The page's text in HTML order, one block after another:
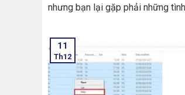
nhưng bạn lại gặp phải những tình
làm cho bạn chưa thể kịp lưu file.
dưới đây là những cách hướng dẫn
cách để lấy lại file Excel chưa kịp
đơn giản và dễ thực hiện.
11
Th12